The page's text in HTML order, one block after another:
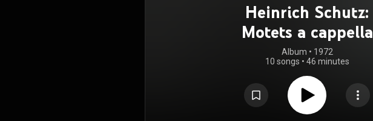
Heinrich Schutz:
Motets a cappella
Album • 1972
10 songs • 46 minutes